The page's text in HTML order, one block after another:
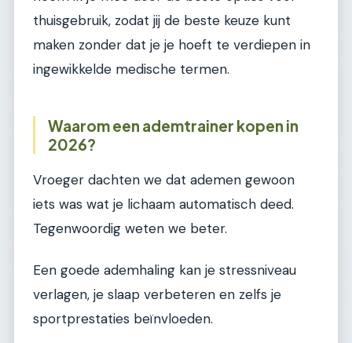
thuisgebruik, zodat jij de beste keuze kunt
maken zonder dat je je hoeft te verdiepen in
ingewikkelde medische termen.
Waarom een ademtrainer kopen in
2026?
Vroeger dachten we dat ademen gewoon
iets was wat je lichaam automatisch deed.
Tegenwoordig weten we beter.
Een goede ademhaling kan je stressniveau
verlagen, je slaap verbeteren en zelfs je
sportprestaties beïnvloeden.